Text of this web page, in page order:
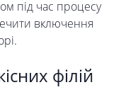
під час процесу
включення
філій